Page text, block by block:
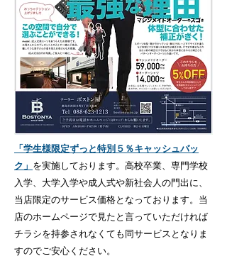
「学生様限定ずっと特別５％キャッシュバッ
ク」を実施しております。高校卒業、専門学校
入学、大学入学や成人式や新社会人の門出に、
当店限定のサービス価格となっております。当
店のホームページで見たと言っていただければ
チラシを持参されなくても同サービスとなりま
すのでご安心ください。